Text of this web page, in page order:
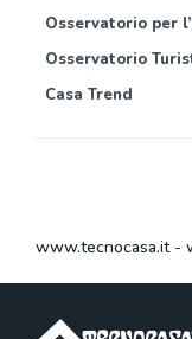
Osservatorio per
Osservatorio
Casa Trend
www.tecnocasa.it-